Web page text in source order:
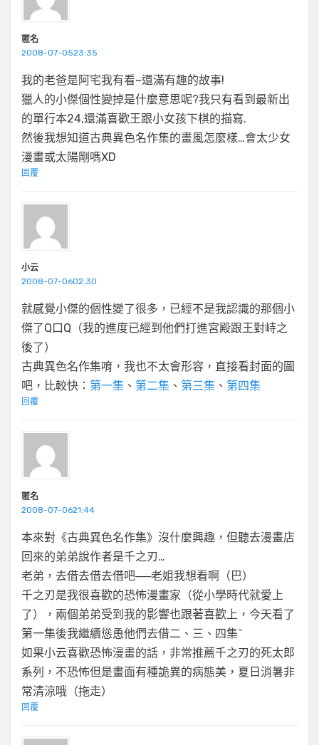
匿名
2008-07-0523:35
我的老爸是阿宅我有看~還滿有趣的故事!
獵人的小傑個性變掉是什麼意思呢?我只有看到最新出
的單行本24,還滿喜歡王跟小女孩下棋的描寫.
然後我想知道古典異色名作集的畫風怎麼樣…會太少女
漫畫或太陽剛嗎XD
回覆
小云
2008-07-0602:30
就感覺小傑的個性變了很多，已經不是我認識的那個小
傑了Q口Q（我的進度已經到他們打進宮殿跟王對峙之
後了）
古典異色名作集唷，我也不太會形容，直接看封面的圖
吧，比較快： 第一集 、 第二集 、 第三集 、 第四集
回覆
匿名
2008-07-0621:44
本來對《古典異色名作集》沒什麼興趣，但聽去漫畫店
回來的弟弟說作者是千之刃…
老弟，去借去借去借吧──老姐我想看啊（巴）
千之刃是我很喜歡的恐怖漫畫家（從小學時代就愛上
了），兩個弟弟受到我的影響也跟著喜歡上，今天看了
第一集後我繼續慫恿他們去借二、三、四集ˇ
如果小云喜歡恐怖漫畫的話，非常推薦千之刃的死太郎
系列，不恐怖但是畫面有種詭異的病態美，夏日消暑非
常清涼哦（拖走）
回覆